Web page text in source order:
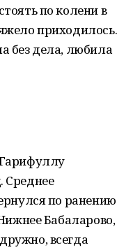
по колени в
приходилось.
без дела, любила
Среднее
по ранению
Бабаларово,
всегда